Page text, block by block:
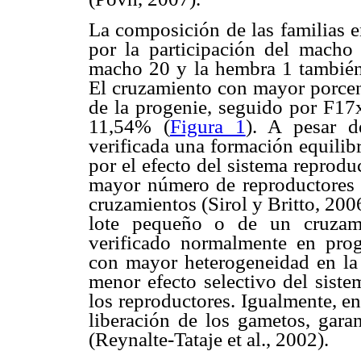
La composición de las familias
por la participación del
macho 20 y la hembra 1
El cruzamiento con mayor
de la progenie, seguido por
11,54% (Figura 1). A pesar
verificada una formación
por el efecto del sistema
mayor número de
cruzamientos (Sirol y Britto,
lote pequeño o de un
verificado normalmente en
con mayor heterogeneidad en
menor efecto selectivo del
los reproductores. Igualmente,
liberación de los gametos,
(Reynalte-Tataje et al., 2002).